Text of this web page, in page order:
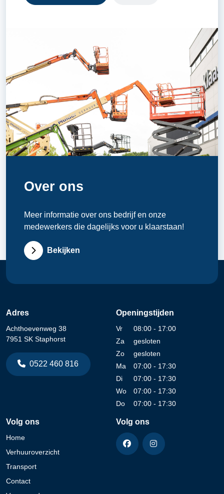
Over ons
Meer informatie over ons bedrijf en onze
medewerkers die dagelijks voor u klaarstaan!
Bekijken
Adres
Achthoevenweg 38
7951 SK Staphorst
0522 460 816
Openingstijden
Vr
08:00 - 17:00
Za
gesloten
Zo
gesloten
Ma
07:00 - 17:30
Di
07:00 - 17:30
Wo
07:00 - 17:30
Do
07:00 - 17:30
Volg ons
Home
Verhuuroverzicht
Transport
Contact
Volg ons